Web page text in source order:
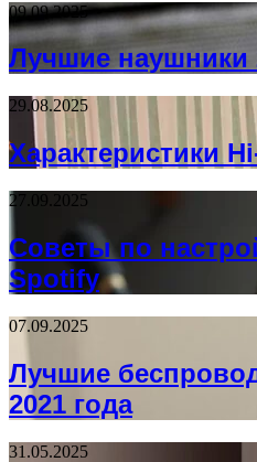
09.09.2025
Лучшие наушники
29.08.2025
Характеристики
27.09.2025
Советы по
Spotify
07.09.2025
Лучшие
2021 года
31.05.2025